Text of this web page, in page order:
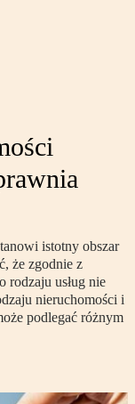
istotny obszar
że zgodnie z
rodzaju usług nie
nieruchomości i
podlegać różnym